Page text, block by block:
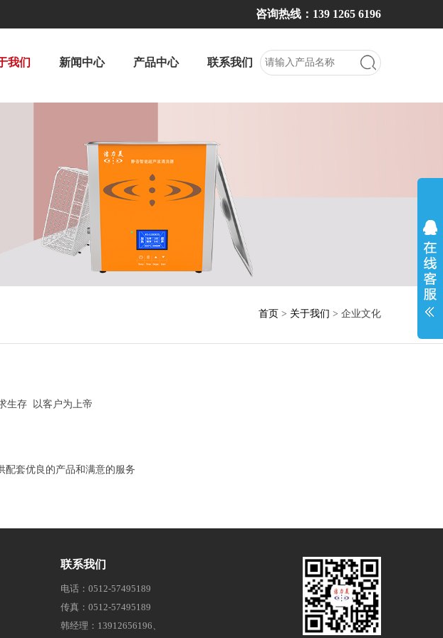
咨询热线：139 1265 6196
我们 新闻中心 产品中心 联系我们
首页 > 关于我们 > 企业文化
生存 以客户为上帝
配套优良的产品和满意的服务
联系我们
电话：0512-57495189
传真：0512-57495189
韩经理：13912656196、